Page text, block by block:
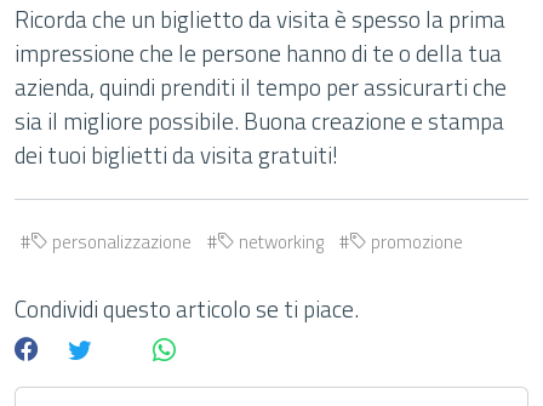
Ricorda che un biglietto da visita è spesso la prima
impressione che le persone hanno di te o della tua
azienda, quindi prenditi il tempo per assicurarti che
sia il migliore possibile. Buona creazione e stampa
dei tuoi biglietti da visita gratuiti!
personalizzazione networking promozione
Condividi questo articolo se ti piace.